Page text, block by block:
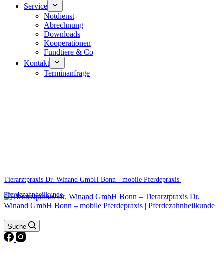
Service
Notdienst
Abrechnung
Downloads
Kooperationen
Fundtiere & Co
Kontakt
Terminanfrage
Tierarztpraxis Dr. Winand GmbH Bonn - mobile Pferdepraxis |
Pferdezahnheilkunde
Suche